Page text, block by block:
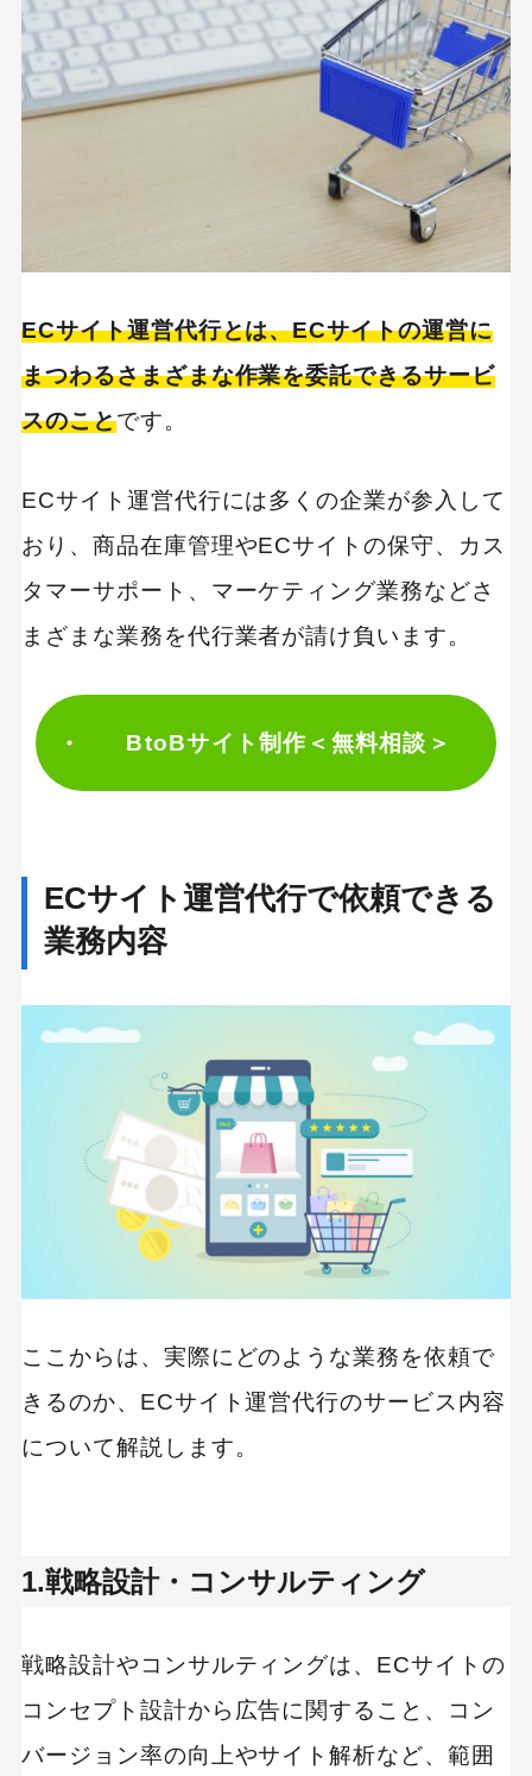
総合支援タイプ
運営特化タイプ
作業処理特化タイプ
ECサイト運営代行の費用について
3.複合型（月額固定＋成果報酬）
ECサイト運営代行のメリット
ECサイト運営代行のデメリット
ECサイト代行業者を選ぶ際のチェックポイント
ECサイトの運営ノウハウを自社に残す必要があ
るか
自社型とモール型のどちらが得意か
ECサイト運営代行とは？相場やメリット・デメリ
ECサイト運営代行とは、ECサイトの運営に
まつわるさまざまな作業を委託できるサービ
スのことです。
ECサイト運営代行には多くの企業が参入して
おり、商品在庫管理やECサイトの保守、カス
タマーサポート、マーケティング業務などさ
まざまな業務を代行業者が請け負います。
BtoBサイト制作＜無料相談＞
ECサイト運営代行で依頼できる
業務内容
ここからは、実際にどのような業務を依頼で
きるのか、ECサイト運営代行のサービス内容
について解説します。
1.戦略設計・コンサルティング
戦略設計やコンサルティングは、ECサイトの
コンセプト設計から広告に関すること、コン
バージョン率の向上やサイト解析など、範囲